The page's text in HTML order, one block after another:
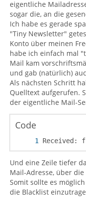
eigentliche
sogar die, an die
Ich habe es gerade
"Tiny Newsletter"
Konto über meinen
habe ich einfach mal
Mail kam
und gab (natürlich)
Als nächsten Schritt
Quelltext aufgerufen.
der eigentliche Mail-
Code
Received:
Und eine Zeile tiefer
Mail-Adresse, über
Somit sollte es
die Blacklist